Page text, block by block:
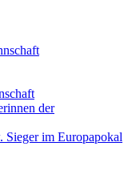
der
Sieger im Europapokal